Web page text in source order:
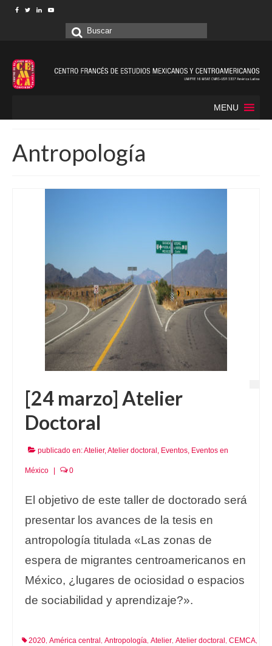
Buscar
MENU
Antropología
[24 marzo] Atelier
Doctoral
publicado en:Atelier,Atelier doctoral , Eventos, Eventos en
México 0
El objetivo de este taller de doctorado será
presentar los avances de la tesis en
antropología titulada «Las zonas de
espera de migrantes centroamericanos en
México, ¿lugares de ociosidad o espacios
de sociabilidad y aprendizaje?».
2020, América central , Antropología, Atelier, Atelier doctoral , CEMCA,